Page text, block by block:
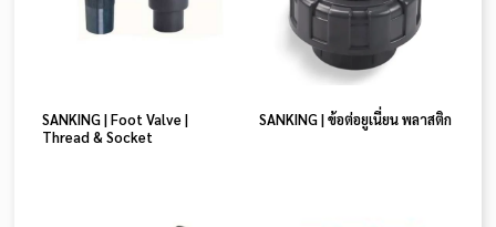
SANKING | Foot Valve |
Thread & Socket
SANKING | ข้อต่อยูเนี่ยน พลาสติก